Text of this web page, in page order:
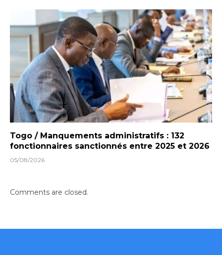
Togo / Manquements administratifs : 132
fonctionnaires sanctionnés entre 2025 et 2026
05/08/2026
Comments are closed.